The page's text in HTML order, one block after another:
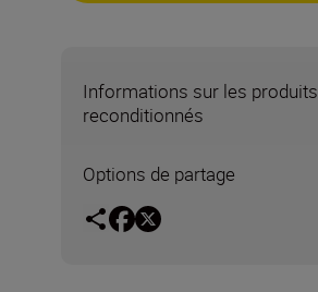
Informations sur les produits
reconditionnés
Options de partage